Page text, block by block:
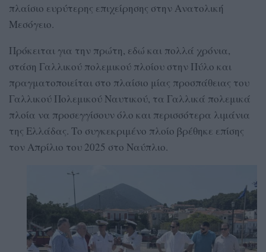
πλαίσιο ευρύτερης επιχείρησης στην Ανατολική
Μεσόγειο.
Πρόκειται για την πρώτη, εδώ και πολλά χρόνια,
στάση Γαλλικού πολεμικού πλοίου στην Πύλο και
πραγματοποιείται στο πλαίσιο μίας προσπάθειας του
Γαλλικού Πολεμικού Ναυτικού, τα Γαλλικά πολεμικά
πλοία να προσεγγίσουν όλο και περισσότερα λιμάνια
της Ελλάδας. Το συγκεκριμένο πλοίο βρέθηκε επίσης
τον Απρίλιο του 2025 στο Ναύπλιο.